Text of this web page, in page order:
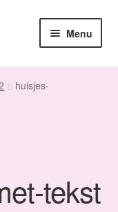
Menu
huisjes-
tekst